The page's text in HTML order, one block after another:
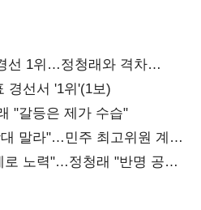
선 1위…정청래와 격차
경선서 '1위'(1보)
"갈등은 제가 수습"
말라"…민주 최고위원 계파
로 노력"…정청래 "반명 공세